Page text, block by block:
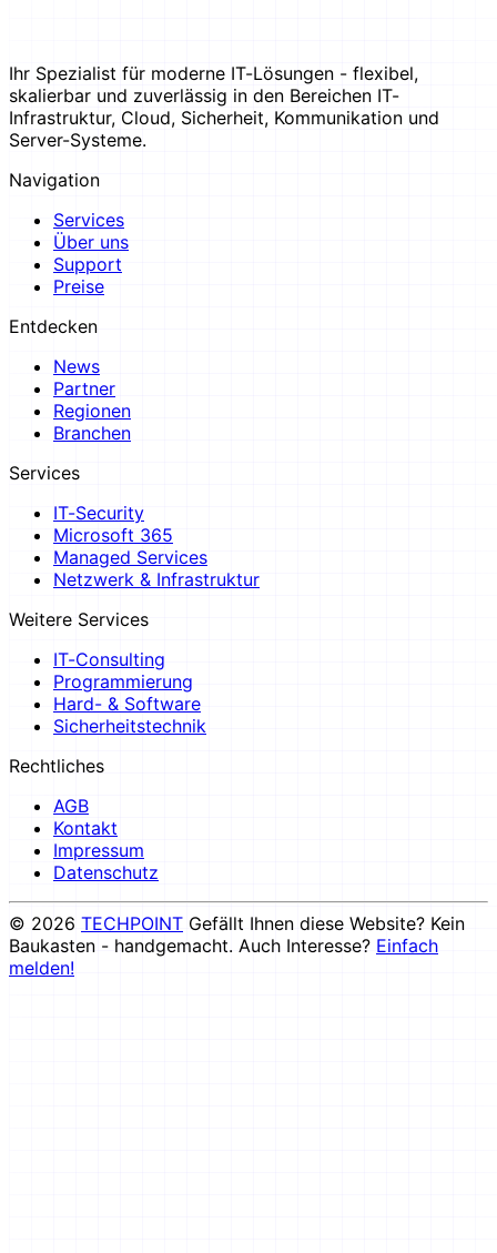
Ihr Spezialist für moderne IT-Lösungen - flexibel,
skalierbar und zuverlässig in den Bereichen IT-
Infrastruktur, Cloud, Sicherheit, Kommunikation und
Server-Systeme.
Navigation
Services
Über uns
Support
Preise
Entdecken
News
Partner
Regionen
Branchen
Services
IT-Security
Microsoft 365
Managed Services
Netzwerk & Infrastruktur
Weitere Services
IT-Consulting
Programmierung
Hard- & Software
Sicherheitstechnik
Rechtliches
AGB
Kontakt
Impressum
Datenschutz
© 2026 TECHPOINT Gefällt Ihnen diese Website? Kein
Baukasten - handgemacht. Auch Interesse? Einfach
melden!